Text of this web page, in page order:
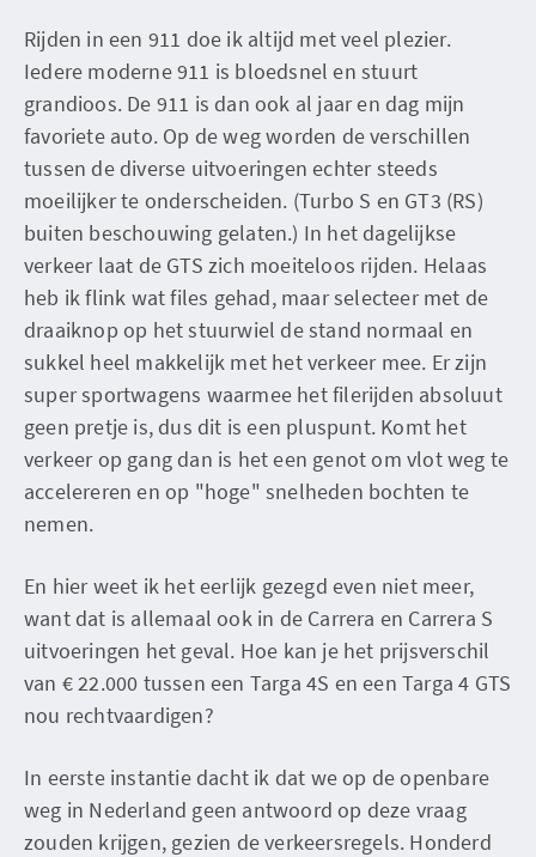
Rijden in een 911 doe ik altijd met veel plezier.
Iedere moderne 911 is bloedsnel en stuurt
grandioos. De 911 is dan ook al jaar en dag mijn
favoriete auto. Op de weg worden de verschillen
tussen de diverse uitvoeringen echter steeds
moeilijker te onderscheiden. (Turbo S en GT3 (RS)
buiten beschouwing gelaten.) In het dagelijkse
verkeer laat de GTS zich moeiteloos rijden. Helaas
heb ik flink wat files gehad, maar selecteer met de
draaiknop op het stuurwiel de stand normaal en
sukkel heel makkelijk met het verkeer mee. Er zijn
super sportwagens waarmee het filerijden absoluut
geen pretje is, dus dit is een pluspunt. Komt het
verkeer op gang dan is het een genot om vlot weg te
accelereren en op "hoge" snelheden bochten te
nemen.
En hier weet ik het eerlijk gezegd even niet meer,
want dat is allemaal ook in de Carrera en Carrera S
uitvoeringen het geval. Hoe kan je het prijsverschil
van € 22.000 tussen een Targa 4S en een Targa 4 GTS
nou rechtvaardigen?
In eerste instantie dacht ik dat we op de openbare
weg in Nederland geen antwoord op deze vraag
zouden krijgen, gezien de verkeersregels. Honderd